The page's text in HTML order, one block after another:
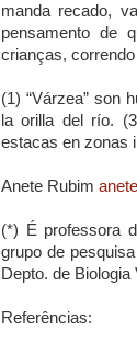
manda recado,
pensamento de
crianças,
(1) “Várzea” son
la orilla del río.
estacas en zonas
Anete Rubim
(*) É professora
grupo de
Depto. de
Referências: